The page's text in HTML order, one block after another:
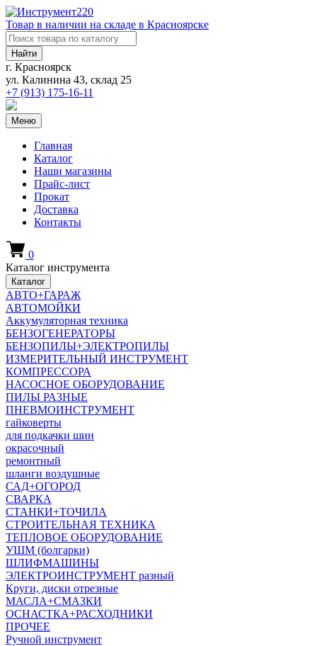
Товар в наличии на складе в Красноярске
Найти
г. Красноярск
ул. Калинина 43, склад 25
+7 (913) 175-16-11
Меню
Главная
Каталог
Наши магазины
Прайс-лист
Прокат
Доставка
Контакты
0
Каталог инструмента
Каталог
АВТО+ГАРАЖ
АВТОМОЙКИ
Аккумуляторная техника
БЕНЗОГЕНЕРАТОРЫ
БЕНЗОПИЛЫ+ЭЛЕКТРОПИЛЫ
ИЗМЕРИТЕЛЬНЫЙ ИНСТРУМЕНТ
КОМПРЕССОРА
НАСОСНОЕ ОБОРУДОВАНИЕ
ПИЛЫ РАЗНЫЕ
ПНЕВМОИНСТРУМЕНТ
гайковерты
для подкачки шин
окрасочный
ремонтный
шланги воздушные
САД+ОГОРОД
СВАРКА
СТАНКИ+ТОЧИЛА
СТРОИТЕЛЬНАЯ ТЕХНИКА
ТЕПЛОВОЕ ОБОРУДОВАНИЕ
УШМ (болгарки)
ШЛИФМАШИНЫ
ЭЛЕКТРОИНСТРУМЕНТ разный
Круги, диски отрезные
МАСЛА+СМАЗКИ
ОСНАСТКА+РАСХОДНИКИ
ПРОЧЕЕ
Ручной инструмент